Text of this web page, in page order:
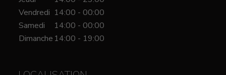
Vendredi 14:00 - 00:00
Samedi
14:00 - 00:00
Dimanche 14:00 - 19:00